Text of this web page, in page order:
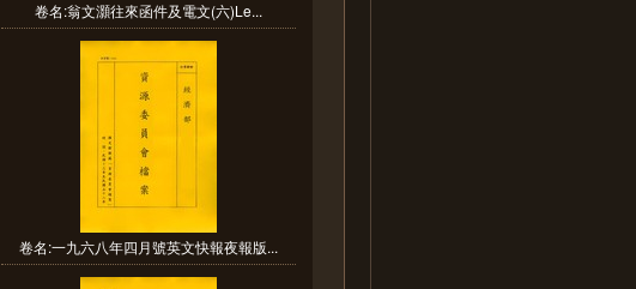
卷名:翁文灝往來函件及電文(六)Le...
卷名:一九六八年四月號英文快報夜報版...